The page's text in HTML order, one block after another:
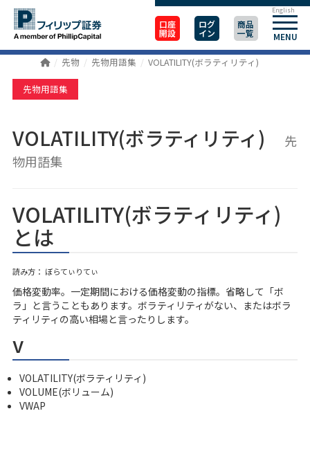
口座
開設
ログ
イン
商品
一覧 MENU
English
先物 先物用語集 VOLATILITY(ボラティリティ)
先物用語集
VOLATILITY(ボラティリティ)
先
物用語集
VOLATILITY(ボラティリティ)
とは
読み方： ぼらてぃりてぃ
価格変動率。一定期間における価格変動の指標。省略して「ボ
ラ」と言うこともあります。ボラティリティがない、またはボラ
ティリティの高い相場と言ったりします。
v
VOLATILITY(ボラティリティ)
VOLUME(ボリューム)
VWAP